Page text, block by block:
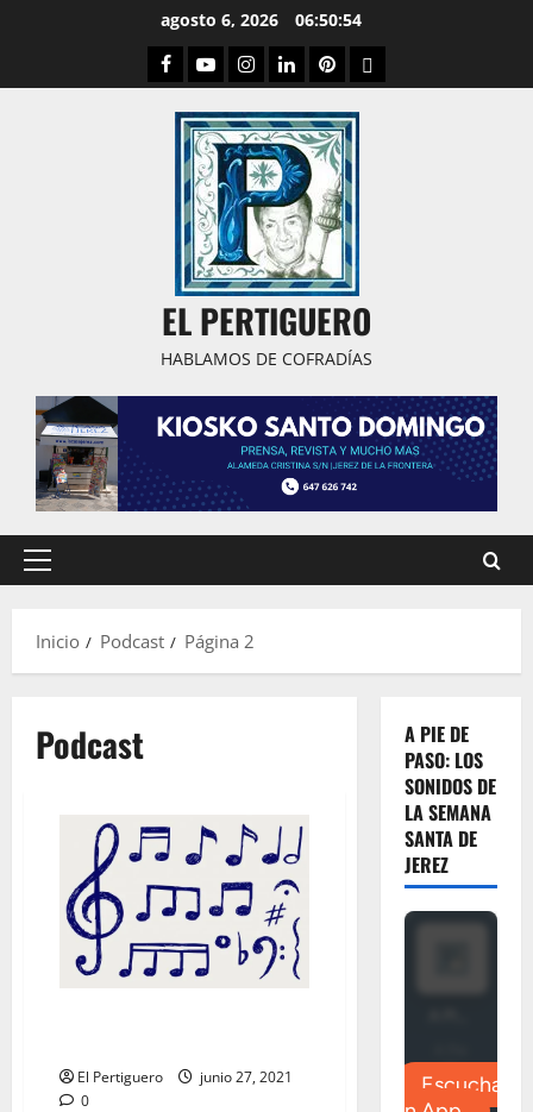
agosto 6, 2026 06:50:55
Facebook
YoutubeInstagram
LinkedPinterestDribbble
EL PERTIGUERO
HABLAMOS DE COFRADÍAS
Menú
Inicio
Podcast Página 2
Podcast
El Pertiguero
junio 27, 2021
0
A PIE DE
PASO: LOS
SONIDOS DE
LA SEMANA
SANTA DE
JEREZ